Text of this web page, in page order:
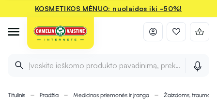
KOSMETIKOS MĖNUO: nuolaidos iki -50%!
Įveskite ieškomo produkto pavadinimą, prekės ženklą ir
Titulinis Pradžia Medicinos priemonės ir įranga Žaizdoms,